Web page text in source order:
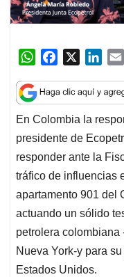
W
a
t
s
A
p
p
c
e
b
o
o
k
n
k
e
d
n
En Colombia la
presidente de
responder ante la
tráfico de influencias
apartamento 901 del
actuando un sólido
petrolera
Nueva York-y para
Estados Unidos.